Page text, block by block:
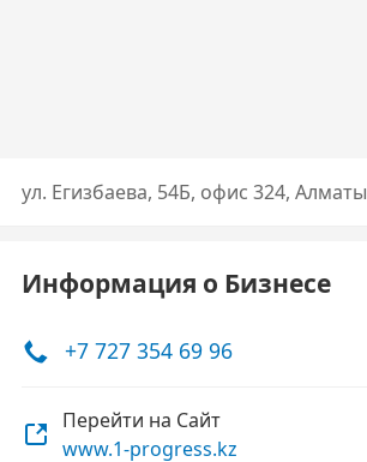
ул. Егизбаева, 54Б, офис 324, Алматы
Информация о Бизнесе
+7 727 354 69 96
Перейти на Сайт
www.1-progress.kz